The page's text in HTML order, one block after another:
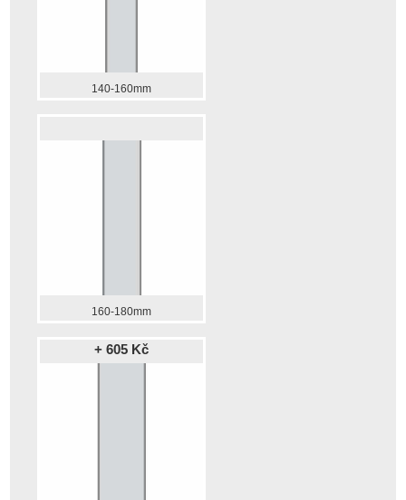
140-160mm
160-180mm
+ 605 Kč